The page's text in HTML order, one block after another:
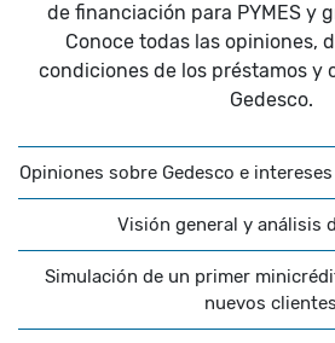
de financiación para PYMES y
Conoce todas las opiniones,
condiciones de los préstamos y
Gedesco.
Opiniones sobre Gedesco e
Visión general y análisis
Simulación de un primer
nuevos clientes